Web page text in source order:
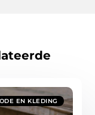
EN KLEDING